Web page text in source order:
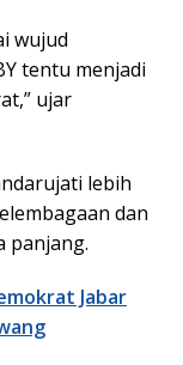
wujud
tentu menjadi
ujar
lebih
dan
panjang.
Jabar